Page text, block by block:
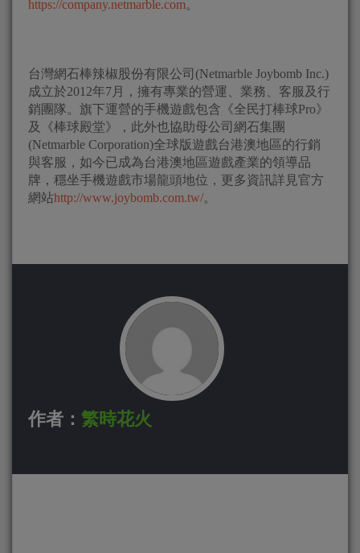
https://company.netmarble.com。
台灣網石棒辣椒股份有限公司(Netmarble Joybomb Inc.)
成立於2012年7月，擁有專業的營運、業務、客服及行
銷團隊。旗下運營的手機遊戲包含《全民打棒球Pro》
及《棒球殿堂》，此外也協助母公司網石集團
(Netmarble Corporation)全球版遊戲台港澳地區的行銷
與客服，如今已成為台港澳地區遊戲產業的領導品
牌，穩坐手機遊戲市場龍頭地位，更多資訊詳見官方
網站http://www.joybomb.com.tw/。
作者： 繁時花火